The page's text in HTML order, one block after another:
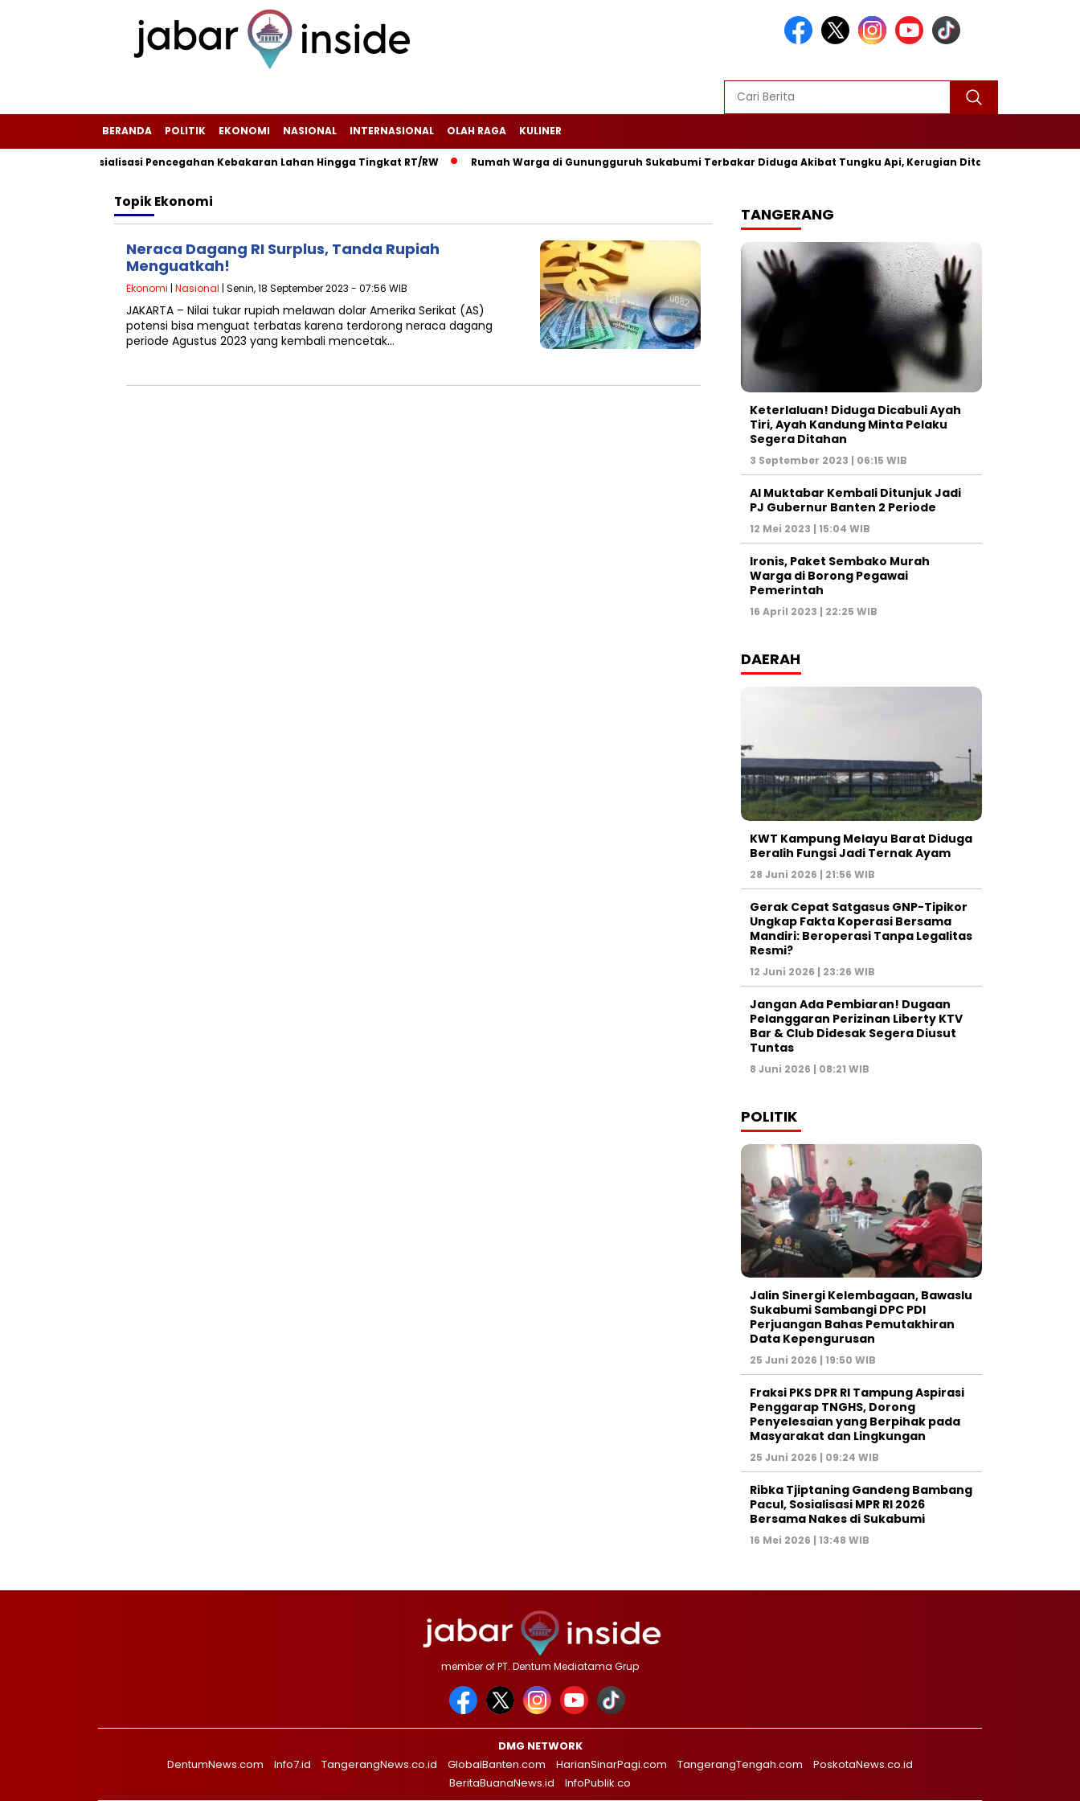
BERANDA POLITIK EKONOMI NASIONAL INTERNASIONAL OLAH RAGA KULINER
Sosialisasi Pencegahan Kebakaran Lahan Hingga Tingkat RT/RW‎ ‎Rumah Warga di Gunungguruh Sukabumi Terbakar Diduga Akibat Tungku Api, Kerugian Ditaksir Rp25 Juta
TopikEkonomi
Neraca Dagang RI Surplus, Tanda Rupiah
Menguatkah!
Ekonomi | Nasional | Senin, 18 September 2023 - 07:56 WIB
JAKARTA – Nilai tukar rupiah melawan dolar Amerika Serikat (AS)
potensi bisa menguat terbatas karena terdorong neraca dagang
periode Agustus 2023 yang kembali mencetak…
TANGERANG
Keterlaluan! Diduga Dicabuli Ayah
Tiri, Ayah Kandung Minta Pelaku
Segera Ditahan
3 September 2023 | 06:15 WIB
Al Muktabar Kembali Ditunjuk Jadi
PJ Gubernur Banten 2 Periode
12 Mei 2023 | 15:04 WIB
Ironis, Paket Sembako Murah
Warga di Borong Pegawai
Pemerintah
16 April 2023 | 22:25 WIB
DAERAH
KWT Kampung Melayu Barat Diduga
Beralih Fungsi Jadi Ternak Ayam
28 Juni 2026 | 21:56 WIB
Gerak Cepat Satgasus GNP-Tipikor
Ungkap Fakta Koperasi Bersama
Mandiri: Beroperasi Tanpa Legalitas
Resmi?
12 Juni 2026 | 23:26 WIB
Jangan Ada Pembiaran! Dugaan
Pelanggaran Perizinan Liberty KTV
Bar & Club Didesak Segera Diusut
Tuntas
8 Juni 2026 | 08:21 WIB
POLITIK
Jalin Sinergi Kelembagaan, Bawaslu
Sukabumi Sambangi DPC PDI
Perjuangan Bahas Pemutakhiran
Data Kepengurusan
25 Juni 2026 | 19:50 WIB
‎Fraksi PKS DPR RI Tampung Aspirasi
Penggarap TNGHS, Dorong
Penyelesaian yang Berpihak pada
Masyarakat dan Lingkungan‎
25 Juni 2026 | 09:24 WIB
Ribka Tjiptaning Gandeng Bambang
Pacul, Sosialisasi MPR RI 2026
Bersama Nakes di Sukabumi
16 Mei 2026 | 13:48 WIB
member of PT. Dentum Mediatama Grup
DMG NETWORK
DentumNews.com
Info7.id TangerangNews.co.id GlobalBanten.com HarianSinarPagi.com TangerangTengah.com
PoskotaNews.co.id
BeritaBuanaNews.id
InfoPublik.co